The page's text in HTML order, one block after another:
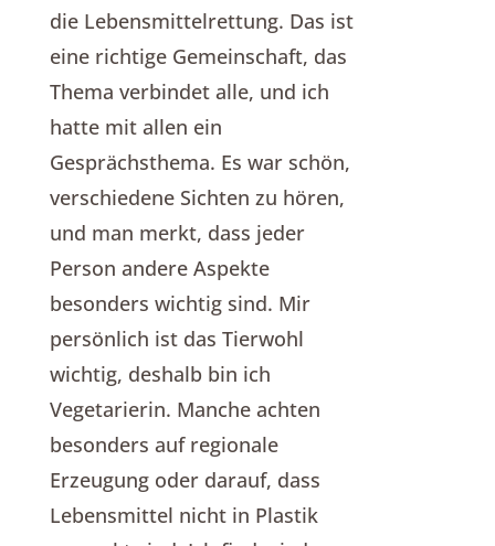
die Lebensmittelrettung. Das ist
eine richtige Gemeinschaft, das
Thema verbindet alle, und ich
hatte mit allen ein
Gesprächsthema. Es war schön,
verschiedene Sichten zu hören,
und man merkt, dass jeder
Person andere Aspekte
besonders wichtig sind. Mir
persönlich ist das Tierwohl
wichtig, deshalb bin ich
Vegetarierin. Manche achten
besonders auf regionale
Erzeugung oder darauf, dass
Lebensmittel nicht in Plastik